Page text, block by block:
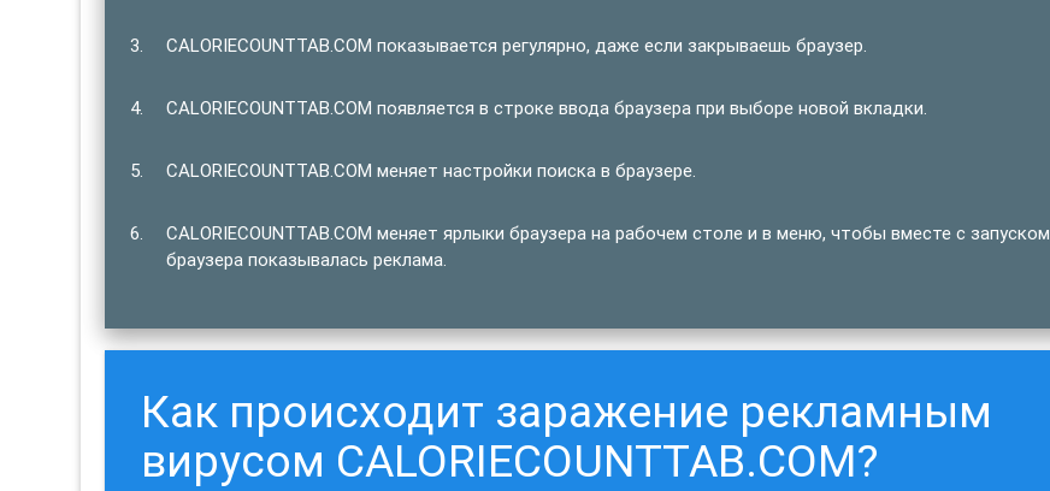
CALORIECOUNTTAB.COM показывается регулярно, даже если закрываешь браузер.
CALORIECOUNTTAB.COM появляется в строке ввода браузера при выборе новой вкладки.
CALORIECOUNTTAB.COM меняет настройки поиска в браузере.
CALORIECOUNTTAB.COM меняет ярлыки браузера на рабочем столе и в меню, чтобы вместе с запуском
браузера показывалась реклама.
Как происходит заражение рекламным
вирусом CALORIECOUNTTAB.COM?